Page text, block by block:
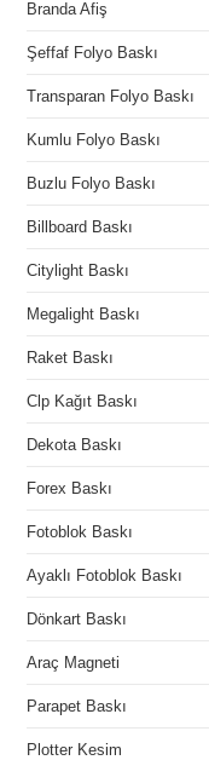
Branda Afiş
Şeffaf Folyo Baskı
Transparan Folyo Baskı
Kumlu Folyo Baskı
Buzlu Folyo Baskı
Billboard Baskı
Citylight Baskı
Megalight Baskı
Raket Baskı
Clp Kağıt Baskı
Dekota Baskı
Forex Baskı
Fotoblok Baskı
Ayaklı Fotoblok Baskı
Dönkart Baskı
Araç Magneti
Parapet Baskı
Plotter Kesim